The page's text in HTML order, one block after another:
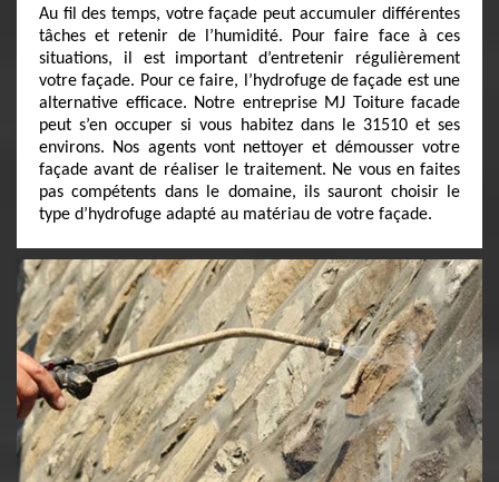
Au fil des temps, votre façade peut accumuler différentes
tâches et retenir de l’humidité. Pour faire face à ces
situations, il est important d’entretenir régulièrement
votre façade. Pour ce faire, l’hydrofuge de façade est une
alternative efficace. Notre entreprise MJ Toiture facade
peut s’en occuper si vous habitez dans le 31510 et ses
environs. Nos agents vont nettoyer et démousser votre
façade avant de réaliser le traitement. Ne vous en faites
pas compétents dans le domaine, ils sauront choisir le
type d’hydrofuge adapté au matériau de votre façade.